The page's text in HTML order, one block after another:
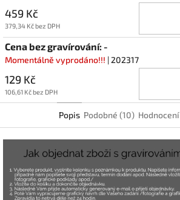
459 Kč
379,34 Kč bez DPH
Cena bez gravírování: -
Momentálně vyprodáno!!! | 202317
129 Kč
106,61 Kč bez DPH
Popis Podobné (10) Hodnocení